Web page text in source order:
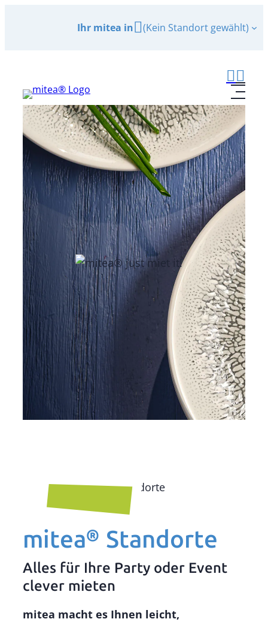
Ihr mitea in (Kein Standort gewählt)
mitea® Standorte
Alles für Ihre Party oder Event
clever mieten
mitea macht es Ihnen leicht,